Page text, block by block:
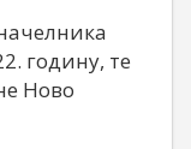
годину, те
Ново